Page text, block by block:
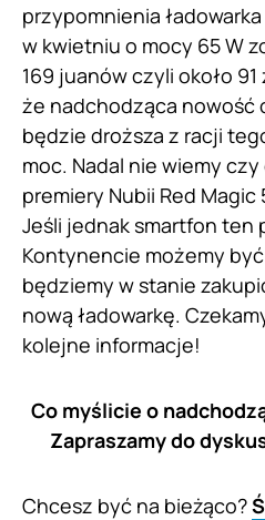
przypomnienia
w kwietniu o mocy 65 W
169 juanów czyli około
że nadchodząca nowość
będzie droższa z racji
moc. Nadal nie wiemy
premiery Nubii Red
Jeśli jednak smartfon ten
Kontynencie możemy
będziemy w stanie
nową ładowarkę.
kolejne informacje!
Co myślicie o
Zapraszamy do
Chcesz być na bieżąco?